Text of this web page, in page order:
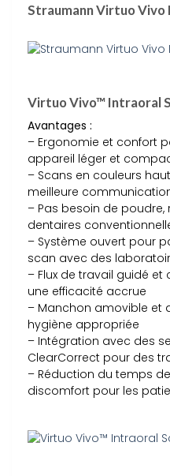
Straumann Virtuo Vivo
Virtuo Vivo™ Intraoral
Avantages :
– Ergonomie et confort
appareil léger et
– Scans en couleurs
meilleure
– Pas besoin de
dentaires
– Système ouvert pour
scan avec des
– Flux de travail guidé
une efficacité accrue
– Manchon amovible et
hygiène appropriée
– Intégration avec des
ClearCorrect pour des
– Réduction du temps
discomfort pour les